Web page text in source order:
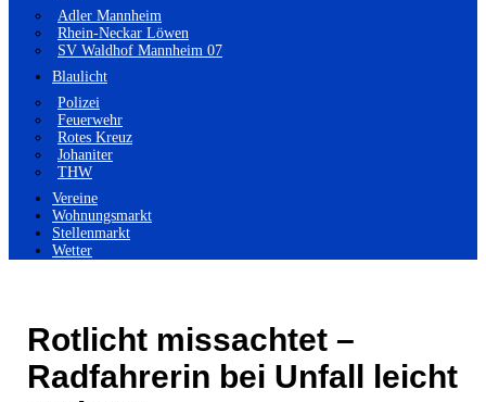
Adler Mannheim
Rhein-Neckar Löwen
SV Waldhof Mannheim 07
Blaulicht
Polizei
Feuerwehr
Rotes Kreuz
Johaniter
THW
Vereine
Wohnungsmarkt
Stellenmarkt
Wetter
Rotlicht missachtet –
Radfahrerin bei Unfall leicht